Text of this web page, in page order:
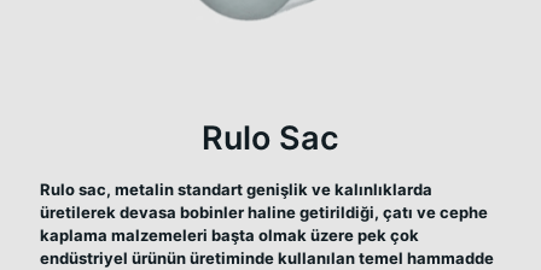
Rulo Sac
Rulo sac, metalin standart genişlik ve kalınlıklarda
üretilerek devasa bobinler haline getirildiği, çatı ve cephe
kaplama malzemeleri başta olmak üzere pek çok
endüstriyel ürünün üretiminde kullanılan temel hammadde